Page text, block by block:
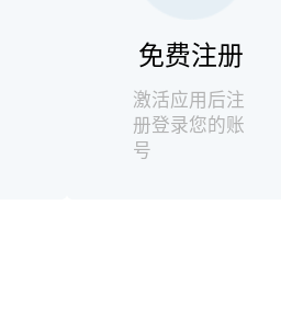
免费注册
激活应用后注
册登录您的账
号